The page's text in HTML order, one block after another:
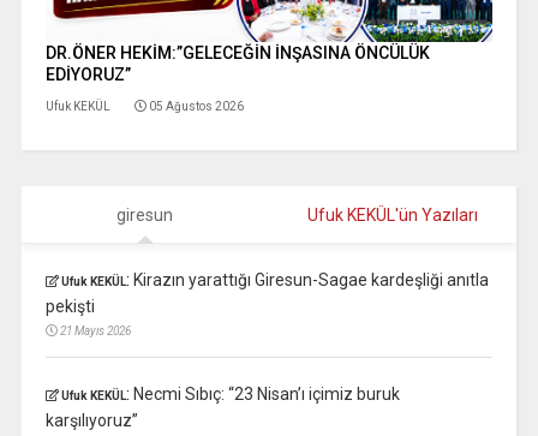
DR.ÖNER HEKİM:”GELECEĞİN İNŞASINA ÖNCÜLÜK
EDİYORUZ”
Ufuk KEKÜL 05 Ağustos 2026
giresun Ufuk KEKÜL'ün Yazıları
Ufuk KEKÜL: Kirazın yarattığı Giresun-Sagae kardeşliği anıtla
pekişti
21 Mayıs 2026
Ufuk KEKÜL: Necmi Sıbıç: “23 Nisan’ı içimiz buruk
karşılıyoruz”